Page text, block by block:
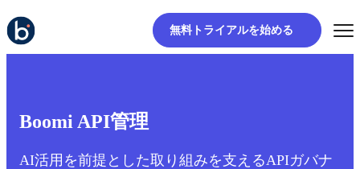
無料トライアルを始める
Boomi API管理
AI活用を前提とした取り組みを支えるAPIガバナ